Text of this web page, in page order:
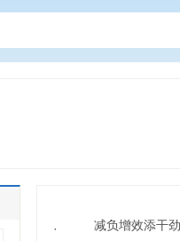
· 减负增效添干